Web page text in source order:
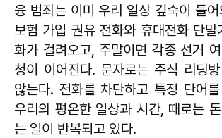
융 범죄는 이미 우리 일상 깊숙이 들
보험 가입 권유 전화와 휴대전화 단말
화가 걸려오고, 주말이면 각종 선거
청이 이어진다. 문자로는 주식 리딩
않는다. 전화를 차단하고 특정 단어
우리의 평온한 일상과 시간, 때로는
는 일이 반복되고 있다.